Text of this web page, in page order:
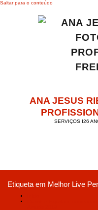
Saltar para o conteúdo
ANA JESUS
SERVIÇOS I26
Etiqueta em Melhor Live